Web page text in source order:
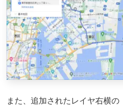
また、追加されたレイヤ右横